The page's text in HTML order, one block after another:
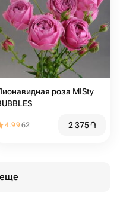
роза MISty
4.9962 2 375֏